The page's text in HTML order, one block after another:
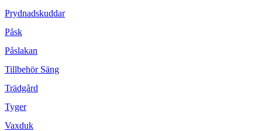
Prydnadskuddar
Påsk
Påslakan
Tillbehör Säng
Trädgård
Tyger
Vaxduk